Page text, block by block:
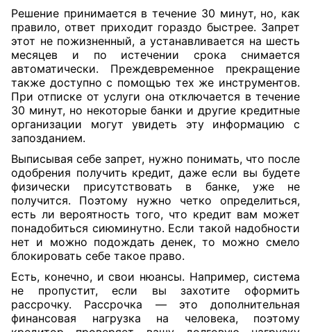
Решение принимается в течение 30 минут, но, как
правило, ответ приходит гораздо быстрее. Запрет
этот не пожизненный, а устанавливается на шесть
месяцев и по истечении срока снимается
автоматически. Преждевременное прекращение
также доступно с помощью тех же инструментов.
При отписке от услуги она отключается в течение
30 минут, но некоторые банки и другие кредитные
организации могут увидеть эту информацию с
запозданием.
Выписывая себе запрет, нужно понимать, что после
одобрения получить кредит, даже если вы будете
физически присутствовать в банке, уже не
получится. Поэтому нужно четко определиться,
есть ли вероятность того, что кредит вам может
понадобиться сиюминутно. Если такой надобности
нет и можно подождать денек, то можно смело
блокировать себе такое право.
Есть, конечно, и свои нюансы. Например, система
не пропустит, если вы захотите оформить
рассрочку. Рассрочка — это дополнительная
финансовая нагрузка на человека, поэтому